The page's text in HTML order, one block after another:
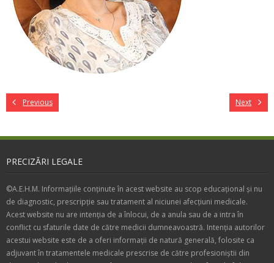
Previous Next
PRECIZĂRI LEGALE
©A.E.H.M. Informațiile conținute în acest website au scop educațional și nu
de diagnostic, prescripție sau tratament al niciunei afecțiuni medicale.
Acest website nu are intenția de a înlocui, de a anula sau de a intra în
conflict cu sfaturile date de către medicii dumneavoastră. Intenția autorilor
acestui website este de a oferi informații de natură generală, folosite ca
adjuvant în tratamentele medicale prescrise de către profesioniștii din